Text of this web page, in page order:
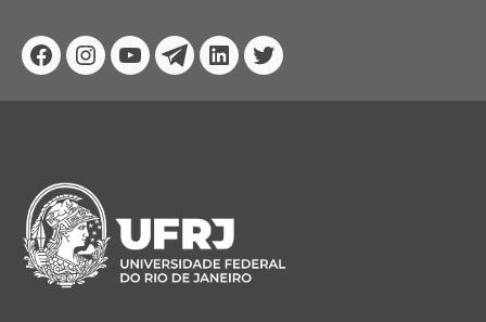
Facebook
Instagram
YoutubeTelegram
Linkedin
Twitter